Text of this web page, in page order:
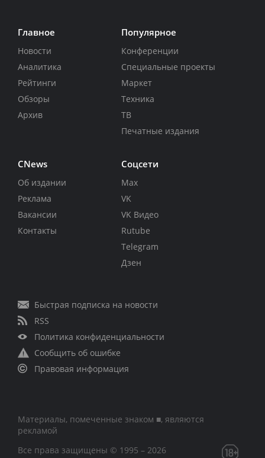
Главное
Новости
Аналитика
Рейтинги
Обзоры
Архив
Популярное
Конференции
Специальные проекты
Маркет
Техника
ТВ
Печатные издания
CNews
Об издании
Реклама
Вакансии
Контакты
Соцсети
Max
VK
VK Видео
Rutube
Telegram
Дзен
Быстрая подписка на новости
RSS
Политика конфиденциальности
Сообщить об ошибке
Правовая информация
Материалы, помеченные знаком ■, являются
рекламой
Все права защищены © 1995 – 2026